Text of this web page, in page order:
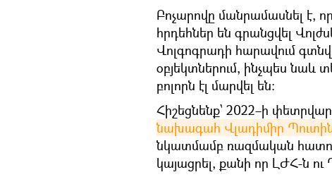
Բոչարովը մանրամասնել է,
հրդեհներ են գրանցվել
Վոլգոգրադի հարավում
օբյեկտներում, ինչպես նաև
բոլորն էլ մարվել են։
Հիշեցնենք՝ 2022–ի
նախագահ Վլադիմիր
նկատմամբ ռազմական հատուկ
կայացրել, քանի որ ԼԺՀ-ն ու